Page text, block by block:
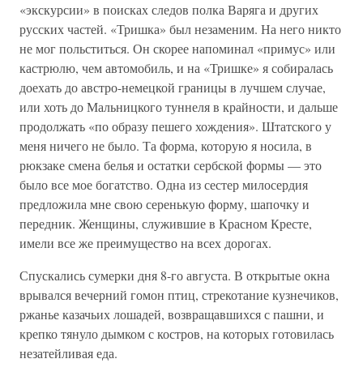
«экскурсии» в поисках следов полка Варяга и других
русских частей. «Тришка» был незаменим. На него никто
не мог польститься. Он скорее напоминал «примус» или
кастрюлю, чем автомобиль, и на «Тришке» я собиралась
доехать до австро-немецкой границы в лучшем случае,
или хоть до Мальницкого туннеля в крайности, и дальше
продолжать «по образу пешего хождения». Штатского у
меня ничего не было. Та форма, которую я носила, в
рюкзаке смена белья и остатки сербской формы — это
было все мое богатство. Одна из сестер милосердия
предложила мне свою серенькую форму, шапочку и
передник. Женщины, служившие в Красном Кресте,
имели все же преимущество на всех дорогах.
Спускались сумерки дня 8-го августа. В открытые окна
врывался вечерний гомон птиц, стрекотание кузнечиков,
ржанье казачьих лошадей, возвращавшихся с пашни, и
крепко тянуло дымком с костров, на которых готовилась
незатейливая еда.